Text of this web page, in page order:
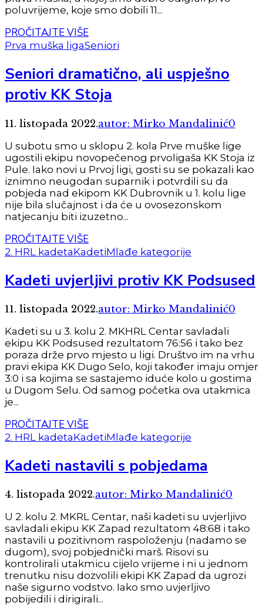
poluvrijeme, koje smo dobili 11...
PROČITAJTE VIŠE
Prva muška ligaSeniori
Seniori dramatično, ali uspješno
protiv KK Stoja
11. listopada 2022.autor: Mirko Mandalinić0
U subotu smo u sklopu 2. kola Prve muške lige
ugostili ekipu novopečenog prvoligaša KK Stoja iz
Pule. Iako novi u Prvoj ligi, gosti su se pokazali kao
iznimno neugodan suparnik i potvrdili su da
pobjeda nad ekipom KK Dubrovnik u 1. kolu lige
nije bila slučajnost i da će u ovosezonskom
natjecanju biti izuzetno...
PROČITAJTE VIŠE
2. HRL kadetaKadetiMlađe kategorije
Kadeti uvjerljivi protiv KK Podsused
11. listopada 2022.autor: Mirko Mandalinić0
Kadeti su u 3. kolu 2. MKHRL Centar savladali
ekipu KK Podsused rezultatom 76:56 i tako bez
poraza drže prvo mjesto u ligi. Društvo im na vrhu
pravi ekipa KK Dugo Selo, koji također imaju omjer
3:0 i sa kojima se sastajemo iduće kolo u gostima
u Dugom Selu. Od samog početka ova utakmica
je...
PROČITAJTE VIŠE
2. HRL kadetaKadetiMlađe kategorije
Kadeti nastavili s pobjedama
4. listopada 2022.autor: Mirko Mandalinić0
U 2. kolu 2. MKRL Centar, naši kadeti su uvjerljivo
savladali ekipu KK Zapad rezultatom 48:68 i tako
nastavili u pozitivnom raspoloženju (nadamo se
dugom), svoj pobjednički marš. Risovi su
kontrolirali utakmicu cijelo vrijeme i ni u jednom
trenutku nisu dozvolili ekipi KK Zapad da ugrozi
naše sigurno vodstvo. Iako smo uvjerljivo
pobijedili i dirigirali...